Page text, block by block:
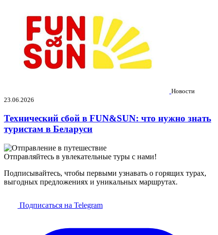
Новости
23.06.2026
Технический сбой в FUN&SUN: что нужно знать
туристам в Беларуси
Отправляйтесь в увлекательные туры с нами!
Подписывайтесь, чтобы первыми узнавать о горящих турах,
выгодных предложениях и уникальных маршрутах.
Подписаться на Telegram